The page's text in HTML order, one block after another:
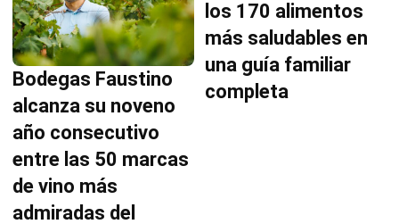
Bodegas Faustino
alcanza su noveno
año consecutivo
entre las 50 marcas
de vino más
admiradas del
los 170 alimentos
más saludables en
una guía familiar
completa